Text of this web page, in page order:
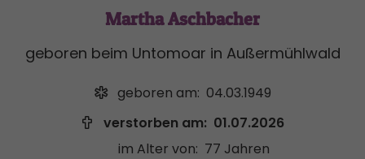
Martha Aschbacher
geboren beim Untomoar in Außermühlwald
geboren am: 04.03.1949
verstorben am: 01.07.2026
im Alter von: 77 Jahren